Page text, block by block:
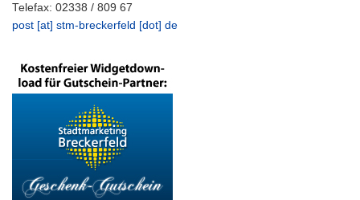
Telefax: 02338 / 809 67
post [at] stm-breckerfeld [dot] de